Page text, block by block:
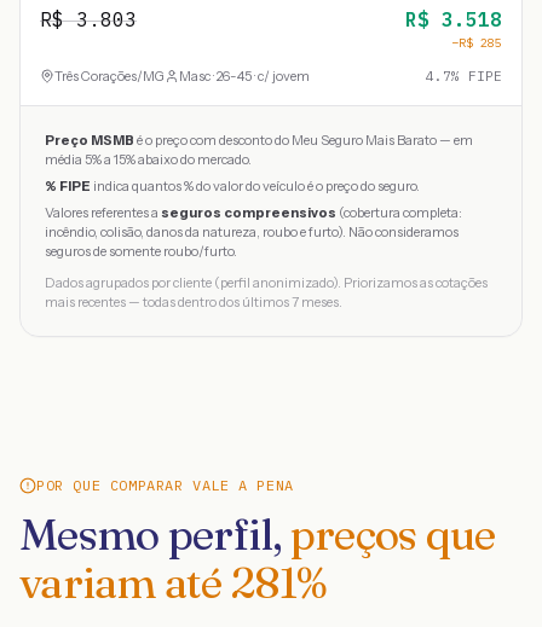
R$3.803 R$ 3.518
−R$ 285
Três Corações/MG Masc · 26-45 · c/ jovem 4.7% FIPE
Preço MSMB é o preço com desconto do Meu Seguro Mais Barato — em
média 5% a 15% abaixo do mercado.
% FIPE indica quantos % do valor do veículo é o preço do seguro.
Valores referentes a seguros compreensivos (cobertura completa:
incêndio, colisão, danos da natureza, roubo e furto). Não consideramos
seguros de somente roubo/furto.
Dados agrupados por cliente (perfil anonimizado). Priorizamos as cotações
mais recentes — todas dentro dos últimos 7 meses.
POR QUE COMPARAR VALE A PENA
Mesmo perfil, preços que
variam até 281%